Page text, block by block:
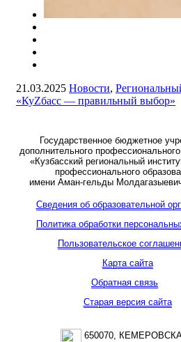
21.03.2025 Новости,
«КуZбасс — правильный выбор»
Государственное бюджетное
дополнительного
«Кузбасский региональный
профессионального
имени Аман-гельды
Сведения об образовательной
Политика обработки
Пользовательское
Карта сайта
Обратная связь
Старая версия сайта
650070,